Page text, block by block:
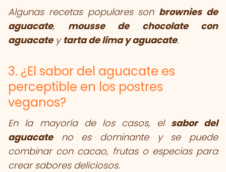
Algunas recetas populares son brownies de
aguacate, mousse de chocolate con
aguacatey tarta de lima y aguacate.
3. ¿El sabor del aguacate es
perceptible en los postres
veganos?
En la mayoría de los casos, el sabor del
aguacateno es dominante y se puede
combinar con cacao, frutas o especias para
crear sabores deliciosos.